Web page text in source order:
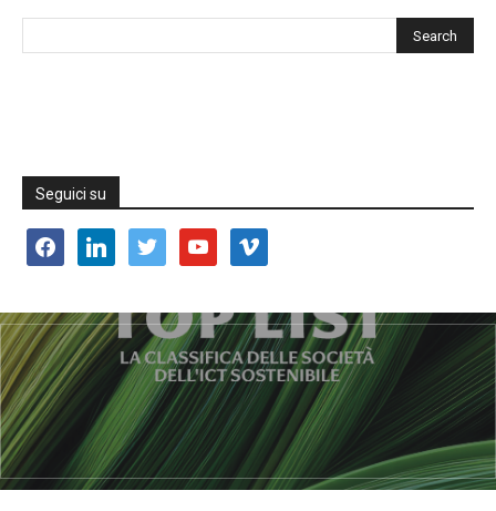
Seguici su
facebooklinkedin twitter youtube vimeo